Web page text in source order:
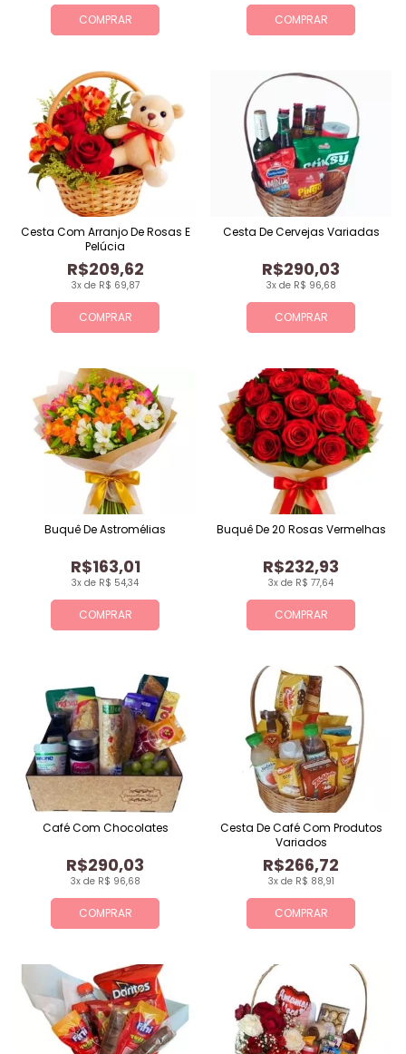
COMPRAR COMPRAR
COMPRAR
3x de R$ 69,87
R$209,62
Cesta Com Arranjo De Rosas E
Pelúcia
COMPRAR
3x de R$ 96,68
R$290,03
Cesta De Cervejas Variadas
COMPRAR
3x de R$ 54,34
R$163,01
Buquê De Astromélias
COMPRAR
3x de R$ 77,64
R$232,93
Buquê De 20 Rosas Vermelhas
COMPRAR
3x de R$ 96,68
R$290,03
Café Com Chocolates
COMPRAR
3x de R$ 88,91
R$266,72
Cesta De Café Com Produtos
Variados